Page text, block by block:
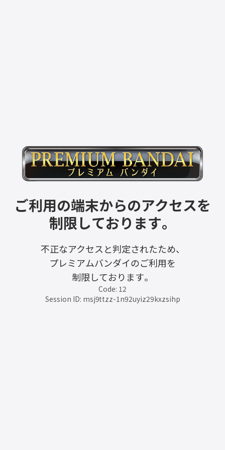
ご利用の端末からのアクセスを
制限しております。
不正なアクセスと判定されたため、
プレミアムバンダイのご利用を
制限しております。
Code: 12
Session ID: msj9ttzz-1n92uyiz29kxzsihp